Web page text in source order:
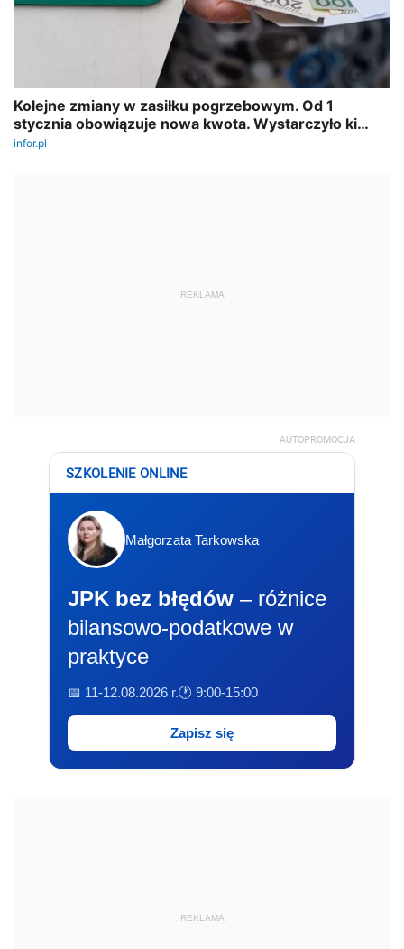
REKLAMA
AUTOPROMOCJA
SZKOLENIE ONLINE
Małgorzata Tarkowska
JPK bez błędów – różnice
bilansowo-podatkowe w
praktyce
📅 11-12.08.2026 r.🕐 9:00-15:00
Zapisz się
REKLAMA